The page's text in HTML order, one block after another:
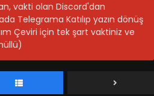
vakti olan Discord'dan
Telegrama Katılıp yazın dönüş
Çeviri için tek şart vaktiniz ve
The Heavens 4.Sezon 17.Bölüm
Through The Heavens 4.Sezon 17.Bölüm -
The Heavens 4.Sezon 16.Bölüm